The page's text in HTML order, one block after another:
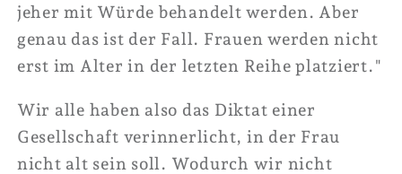
jeher mit Würde behandelt werden. Aber
genau das ist der Fall. Frauen werden nicht
erst im Alter in der letzten Reihe platziert."
Wir alle haben also das Diktat einer
Gesellschaft verinnerlicht, in der Frau
nicht alt sein soll. Wodurch wir nicht